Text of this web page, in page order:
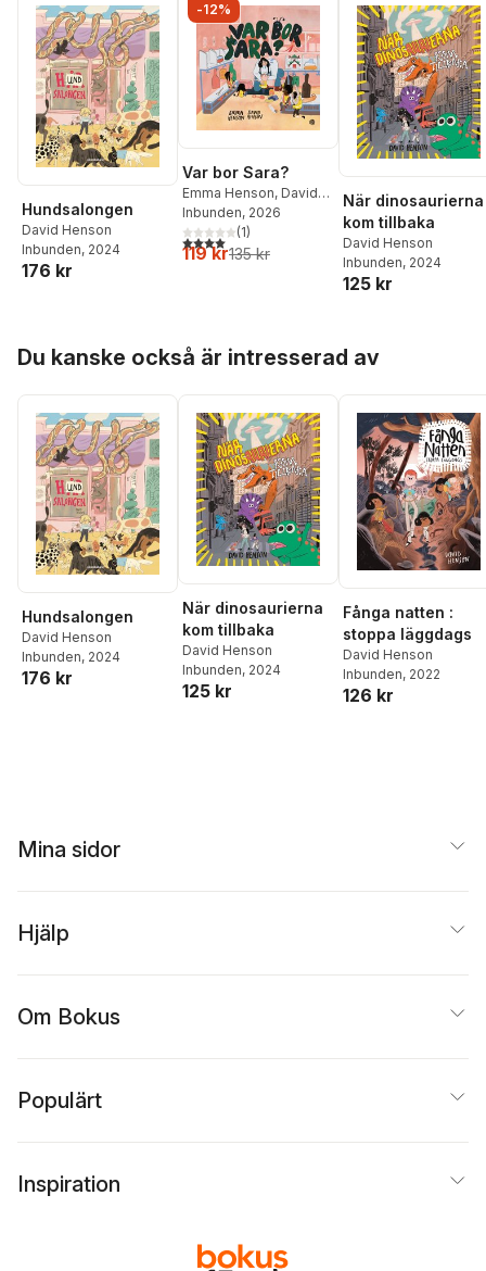
Hundsalongen
David Henson
Inbunden, 2024
176 kr
-12%
Var bor Sara?
Emma Henson, David
Henson
Inbunden, 2026
4,0utav 5 stjärnor. Totalt antal röster:
(1)
119 kr135 kr
När dinosaurierna
kom tillbaka
David Henson
Inbunden, 2024
125 kr
Du kanske också är intresserad av
Hundsalongen
David Henson
Inbunden, 2024
176 kr
När dinosaurierna
kom tillbaka
David Henson
Inbunden, 2024
125 kr
Fånga natten :
stoppa läggdags
David Henson
Inbunden, 2022
126 kr
Mina sidor
Hjälp
Om Bokus
Populärt
Inspiration